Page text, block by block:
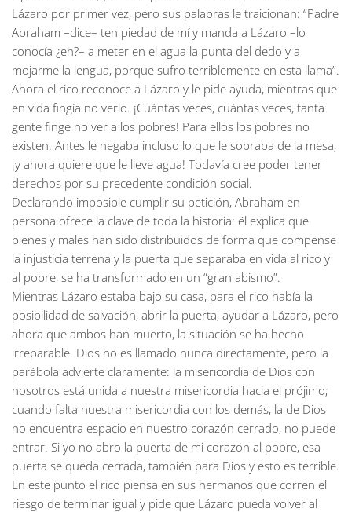
Lázaro por primer vez, pero sus palabras le traicionan: “Padre
Abraham –dice– ten piedad de mí y manda a Lázaro –lo
conocía ¿eh?– a meter en el agua la punta del dedo y a
mojarme la lengua, porque sufro terriblemente en esta llama”.
Ahora el rico reconoce a Lázaro y le pide ayuda, mientras que
en vida fingía no verlo. ¡Cuántas veces, cuántas veces, tanta
gente finge no ver a los pobres! Para ellos los pobres no
existen. Antes le negaba incluso lo que le sobraba de la mesa,
¡y ahora quiere que le lleve agua! Todavía cree poder tener
derechos por su precedente condición social.
Declarando imposible cumplir su petición, Abraham en
persona ofrece la clave de toda la historia: él explica que
bienes y males han sido distribuidos de forma que compense
la injusticia terrena y la puerta que separaba en vida al rico y
al pobre, se ha transformado en un “gran abismo”.
Mientras Lázaro estaba bajo su casa, para el rico había la
posibilidad de salvación, abrir la puerta, ayudar a Lázaro, pero
ahora que ambos han muerto, la situación se ha hecho
irreparable. Dios no es llamado nunca directamente, pero la
parábola advierte claramente: la misericordia de Dios con
nosotros está unida a nuestra misericordia hacia el prójimo;
cuando falta nuestra misericordia con los demás, la de Dios
no encuentra espacio en nuestro corazón cerrado, no puede
entrar. Si yo no abro la puerta de mi corazón al pobre, esa
puerta se queda cerrada, también para Dios y esto es terrible.
En este punto el rico piensa en sus hermanos que corren el
riesgo de terminar igual y pide que Lázaro pueda volver al